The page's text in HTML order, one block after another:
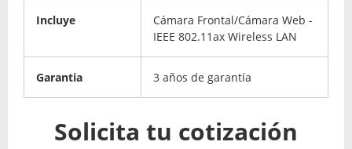
Incluye
Cámara Frontal/Cámara Web -
IEEE 802.11ax Wireless LAN
Garantia 3 años de garantía
Solicita tu cotización